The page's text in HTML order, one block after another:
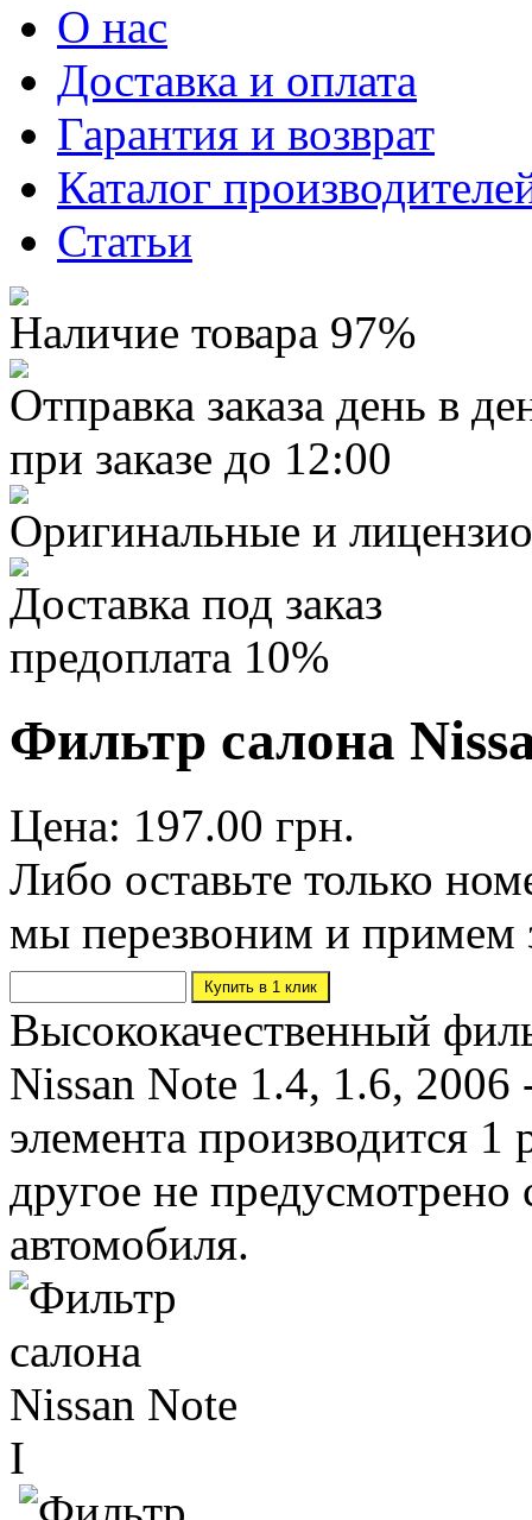
О нас
Доставка и оплата
Гарантия и возврат
Каталог
Статьи
Наличие товара 97%
Отправка заказа день в
при заказе до 12:00
Оригинальные и
Доставка под заказ
предоплата 10%
Фильтр салона
Цена: 197.00 грн.
Либо оставьте только
мы перезвоним и примем
Высококачественный
Nissan Note 1.4, 1.6,
элемента производится
другое не
автомобиля.